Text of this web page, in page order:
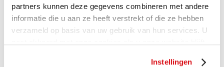
partners kunnen deze gegevens combineren met andere
informatie die u aan ze heeft verstrekt of die ze hebben
verzameld op basis van uw gebruik van hun services. U
Instellingen